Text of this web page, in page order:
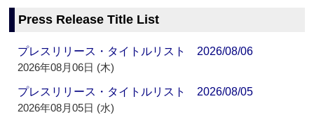
Press Release Title List
プレスリリース・タイトルリスト 2026/08/06
2026年08月06日 (木)
プレスリリース・タイトルリスト 2026/08/05
2026年08月05日 (水)